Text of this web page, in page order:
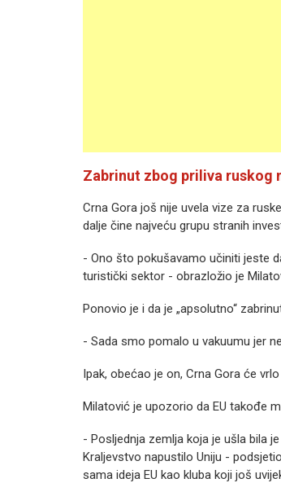
Zabrinut zbog priliva ruskog
Crna Gora još nije uvela vize za
dalje čine najveću grupu stranih
- Ono što pokušavamo učiniti jeste
turistički sektor - obrazložio je
Ponovio je i da je „apsolutno“
- Sada smo pomalo u vakuumu jer
Ipak, obećao je on, Crna Gora će
Milatović je upozorio da EU takođe
- Posljednja zemlja koja je ušla bila
Kraljevstvo napustilo Uniju -
sama ideja EU kao kluba koji još